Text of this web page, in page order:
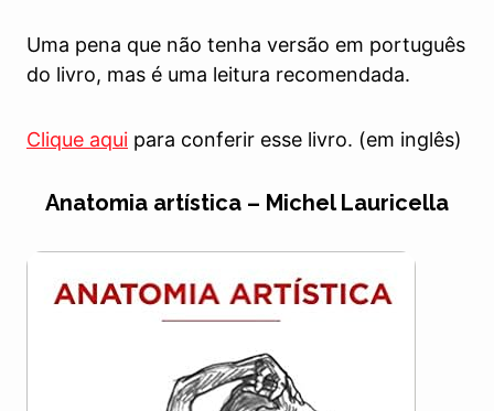
Uma pena que não tenha versão em português
do livro, mas é uma leitura recomendada.
Clique aqui para conferir esse livro. (em inglês)
Anatomia artística – Michel Lauricella